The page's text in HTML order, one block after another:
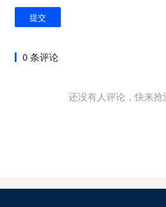
提交
0 条评论
还没有人评论，快来抢